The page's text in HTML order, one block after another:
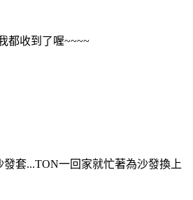
都收到了喔~~~~
發套...TON一回家就忙著為沙發換上